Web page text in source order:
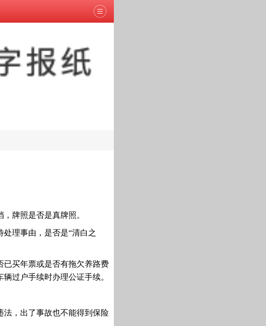
牌照是否是真牌照。
理事由，是否是“清白之
已买年票或是否有拖欠养路费
过户手续时办理公证手续。
法，出了事故也不能得到保险